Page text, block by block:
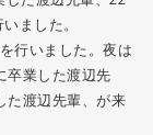
ました。
行いました。夜は
卒業した渡辺先
た渡辺先輩、が来